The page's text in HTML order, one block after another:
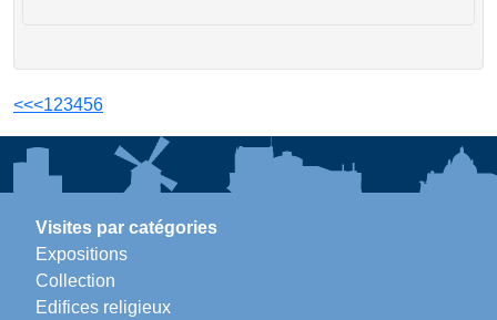
<<<123456
Visites par catégories
Expositions
Collection
Edifices religieux